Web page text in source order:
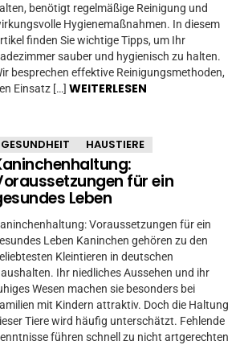
benötigt regelmäßige Reinigung und
Hygienemaßnahmen. In diesem
finden Sie wichtige Tipps, um Ihr
sauber und hygienisch zu halten.
besprechen effektive Reinigungsmethoden,
Einsatz […] WEITERLESEN
GESUNDHEIT HAUSTIERE
für ein
Leben
Voraussetzungen für ein
Leben Kaninchen gehören zu den
Kleintieren in deutschen
Ihr niedliches Aussehen und ihr
Wesen machen sie besonders bei
mit Kindern attraktiv. Doch die Haltung
Tiere wird häufig unterschätzt. Fehlende
führen schnell zu nicht artgerechten